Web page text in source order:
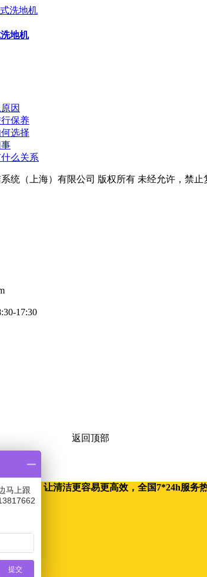
地机
因
保养
选择
么关系
统（上海）有限公司 版权所有 未经允许，禁止
17:30
返回顶部
设备，让清洁更容易更高效，全国7*24h服务热
马上跟
提交